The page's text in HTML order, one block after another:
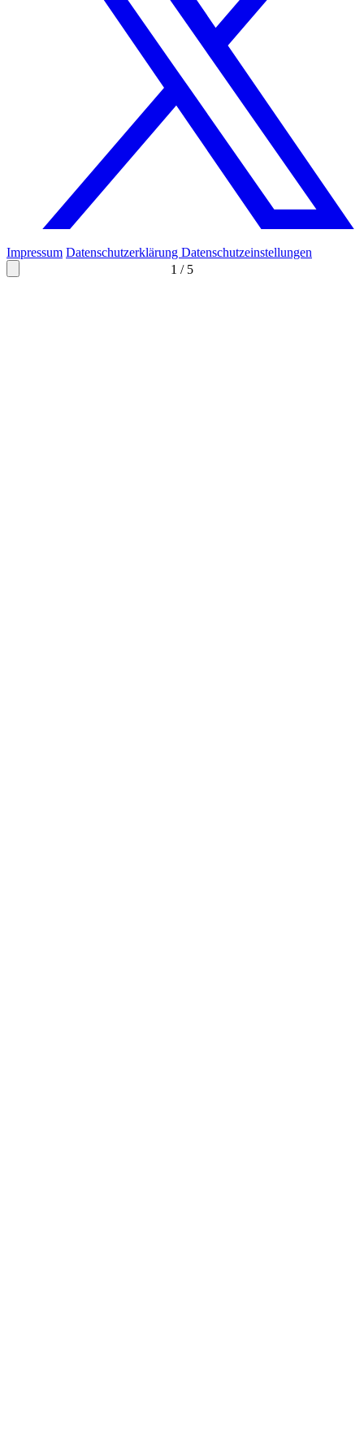
1 / 5
Impressum Datenschutzerklärung Datenschutzeinstellungen